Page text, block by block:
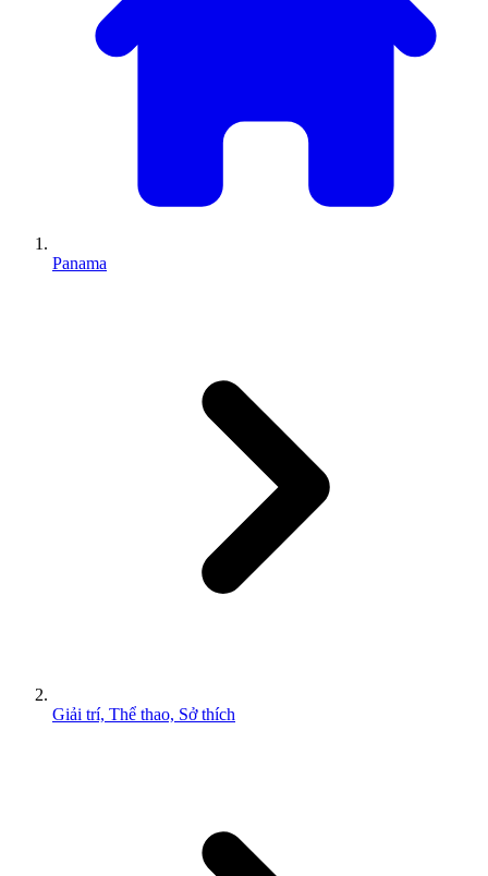
Panama
Giải trí, Thể thao, Sở thích